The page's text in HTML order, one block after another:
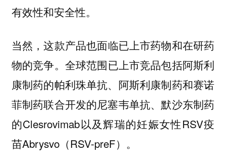
有效性和安全性。
当然，这款产品也面临已上市药物和在研药
物的竞争。全球范围已上市竞品包括阿斯利
康制药的帕利珠单抗、阿斯利康制药和赛诺
菲制药联合开发的尼塞韦单抗、默沙东制药
的Clesrovimab以及辉瑞的妊娠女性RSV疫
苗Abrysvo（RSV-preF）。